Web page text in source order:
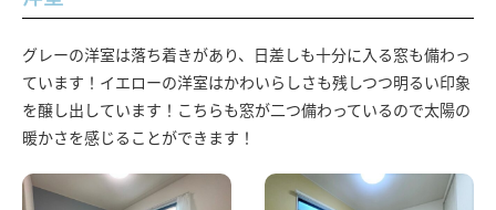
グレーの洋室は落ち着きがあり、日差しも十分に入る窓も備わっ
ています！イエローの洋室はかわいらしさも残しつつ明るい印象
を醸し出しています！こちらも窓が二つ備わっているので太陽の
暖かさを感じることができます！